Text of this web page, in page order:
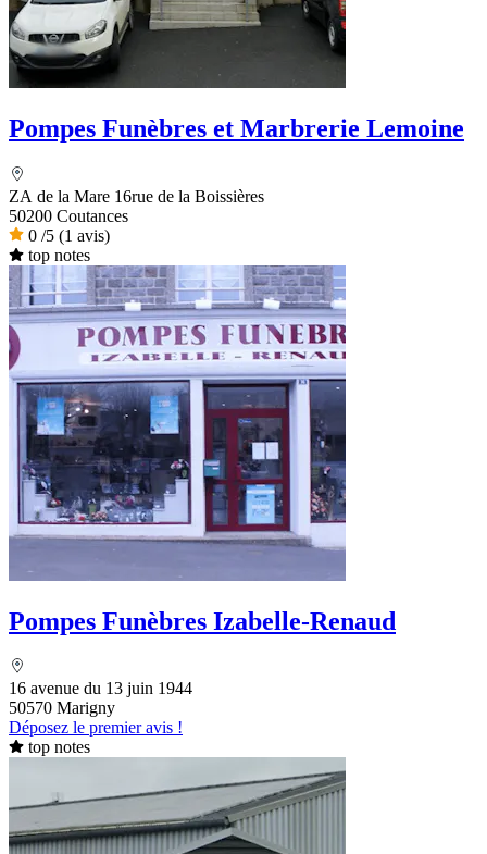
Pompes Funèbres et Marbrerie Lemoine
ZA de la Mare 16rue de la Boissières
50200 Coutances
0 /5 (1 avis)
top notes
Pompes Funèbres Izabelle-Renaud
16 avenue du 13 juin 1944
50570 Marigny
Déposez le premier avis !
top notes